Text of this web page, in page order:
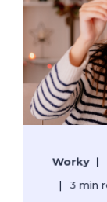
Worky
3 min